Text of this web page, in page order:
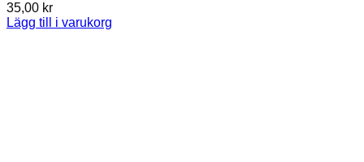
35,00 kr
Lägg till i varukorg